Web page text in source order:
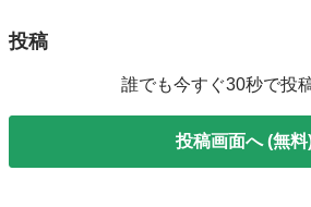
投稿
誰でも今すぐ30秒で投
投稿画面へ (無料